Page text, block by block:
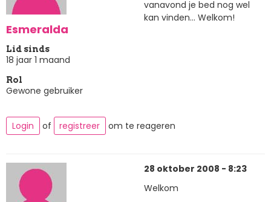
Esmeralda
Lid sinds
18 jaar 1 maand
Rol
Gewone gebruiker
vanavond je bed nog wel
kan vinden... Welkom!
Login of registreer om te reageren
28 oktober 2008 - 8:23
Welkom